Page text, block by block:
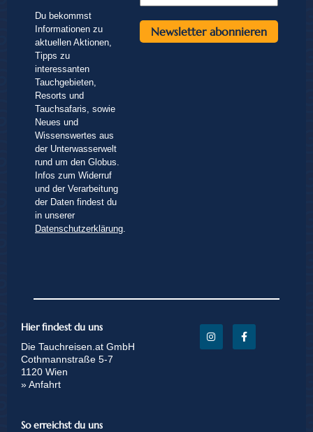
Du bekommst
Informationen zu
aktuellen Aktionen,
Tipps zu
interessanten
Tauchgebieten,
Resorts und
Tauchsafaris, sowie
Neues und
Wissenswertes aus
der Unterwasserwelt
rund um den Globus.
Infos zum Widerruf
und der Verarbeitung
der Daten findest du
in unserer
Datenschutzerklärung
Hier findest du uns
Die Tauchreisen.at GmbH
Cothmannstraße 5-7
1120 Wien
» Anfahrt
So erreichst du uns